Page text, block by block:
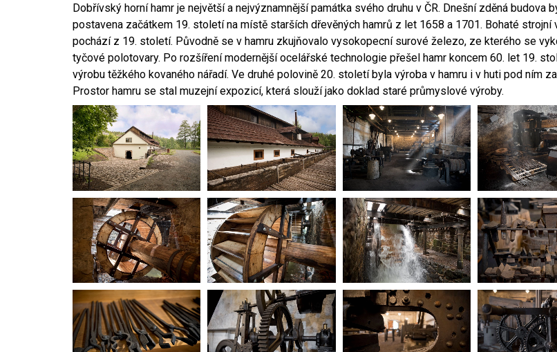
Dobřívský horní hamr je největší a nejvýznamnější památka svého druhu v ČR. Dnešní zděná budova
postavena začátkem 19. století na místě starších dřevěných hamrů z let 1658 a 1701. Bohaté strojní
pochází z 19. století. Původně se v hamru zkujňovalo vysokopecní surové železo, ze kterého se
tyčové polotovary. Po rozšíření modernější ocelářské technologie přešel hamr koncem 60. let 19.
výrobu těžkého kovaného nářadí. Ve druhé polovině 20. století byla výroba v hamru i v huti pod ním
Prostor hamru se stal muzejní expozicí, která slouží jako doklad staré průmyslové výroby.